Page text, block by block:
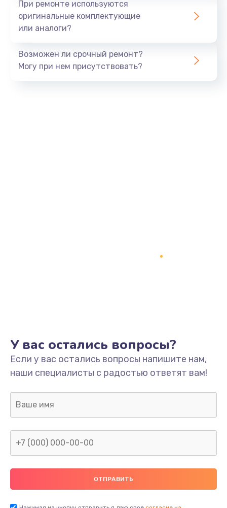
При ремонте используются
оригинальные комплектующие
или аналоги?
Возможен ли срочный ремонт?
Могу при нем присутствовать?
У вас остались вопросы?
Если у вас остались вопросы напишите нам,
наши специалисты с радостью ответят вам!